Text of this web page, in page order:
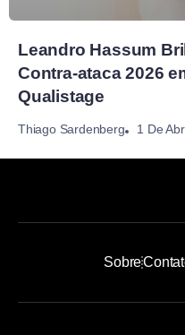
Leandro Hassum
Contra-ataca 2026
Qualistage
Thiago Sardenberg 1 De
Sobre